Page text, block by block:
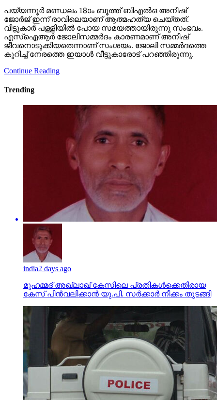
പയ്യന്നൂര്‍ മണ്ഡലം 18ാം ബൂത്ത് ബിഎല്‍ഒ അനീഷ്
ജോര്‍ജ് ഇന്ന് രാവിലെയാണ് ആത്മഹത്യ ചെയ്തത്.
വീട്ടുകാര്‍ പള്ളിയില്‍ പോയ സമയത്തായിരുന്നു സംഭവം.
എസ്‌ഐആര്‍ ജോലിസമ്മര്‍ദം കാരണമാണ് അനീഷ്
ജീവനൊടുക്കിയതെന്നാണ് സംശയം. ജോലി സമ്മര്‍ദത്തെ
കുറിച്ച് നേരത്തെ ഇയാള്‍ വീട്ടുകാരോട് പറഞ്ഞിരുന്നു.
Continue Reading
Trending
india2 days ago
മുഹമ്മദ് അഖ്‌ലാഖ് കേസിലെ പ്രതികള്‍ക്കെതിരായ
കേസ് പിന്‍വലിക്കാന്‍ യു.പി. സര്‍ക്കാര്‍ നീക്കം തുടങ്ങി